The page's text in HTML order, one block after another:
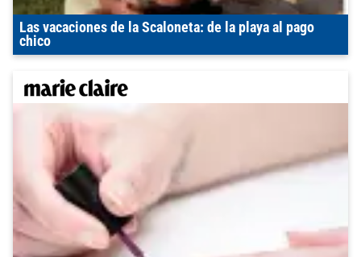
Las vacaciones de la Scaloneta: de la playa al pago
chico